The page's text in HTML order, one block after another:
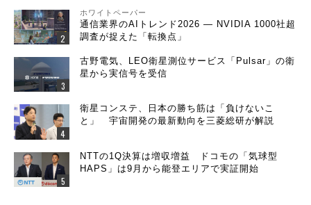
ホワイトペーパー
通信業界のAIトレンド2026 ― NVIDIA 1000社超
調査が捉えた「転換点」
古野電気、LEO衛星測位サービス「Pulsar」の衛
星から実信号を受信
衛星コンステ、日本の勝ち筋は「負けないこ
と」 宇宙開発の最新動向を三菱総研が解説
NTTの1Q決算は増収増益 ドコモの「気球型
HAPS」は9月から能登エリアで実証開始